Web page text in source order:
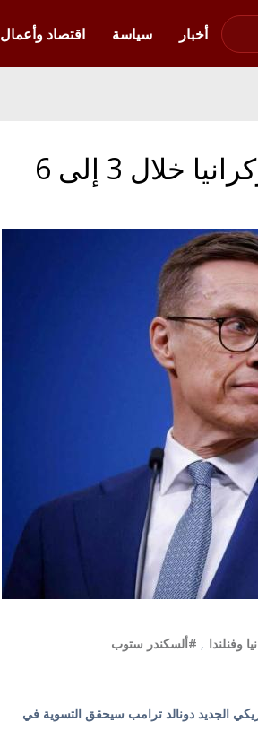
أخبار
سياسة اقتصاد وأعمال
ستوب: ترامب سيحل الحرب في أوكرانيا خلال 3 إلى 6
وفنلندا , #ألسكندر ستوب
الجديد دونالد ترامب سيحقق التسوية في